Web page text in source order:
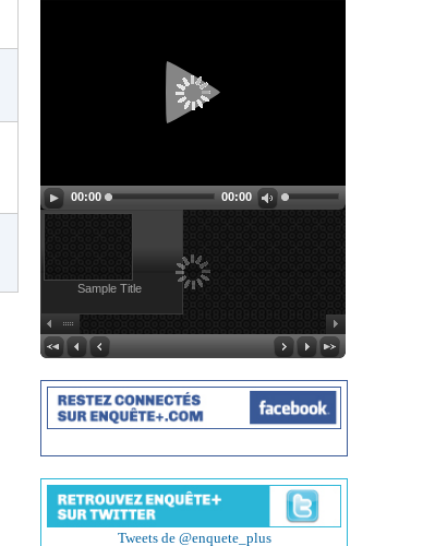
00:00 00:00
Sample Title
Tweets de @enquete_plus